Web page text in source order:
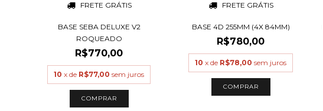
FRETE GRÁTIS
BASE SEBA DELUXE V2
ROQUEADO
R$770,00
10 x de R$77,00 sem juros
COMPRAR
FRETE GRÁTIS
BASE 4D 255MM (4X 84MM)
R$780,00
10 x de R$78,00 sem juros
COMPRAR